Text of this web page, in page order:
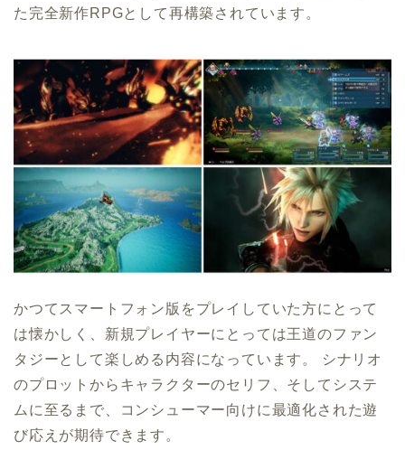
た完全新作RPGとして再構築されています。
かつてスマートフォン版をプレイしていた方にとって
は懐かしく、新規プレイヤーにとっては王道のファン
タジーとして楽しめる内容になっています。 シナリオ
のプロットからキャラクターのセリフ、そしてシステ
ムに至るまで、コンシューマー向けに最適化された遊
び応えが期待できます。